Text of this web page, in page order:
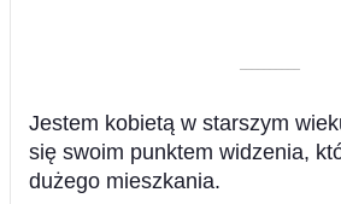
––––––––––
Jestem kobietą w starszym
się swoim punktem widzenia,
dużego mieszkania.